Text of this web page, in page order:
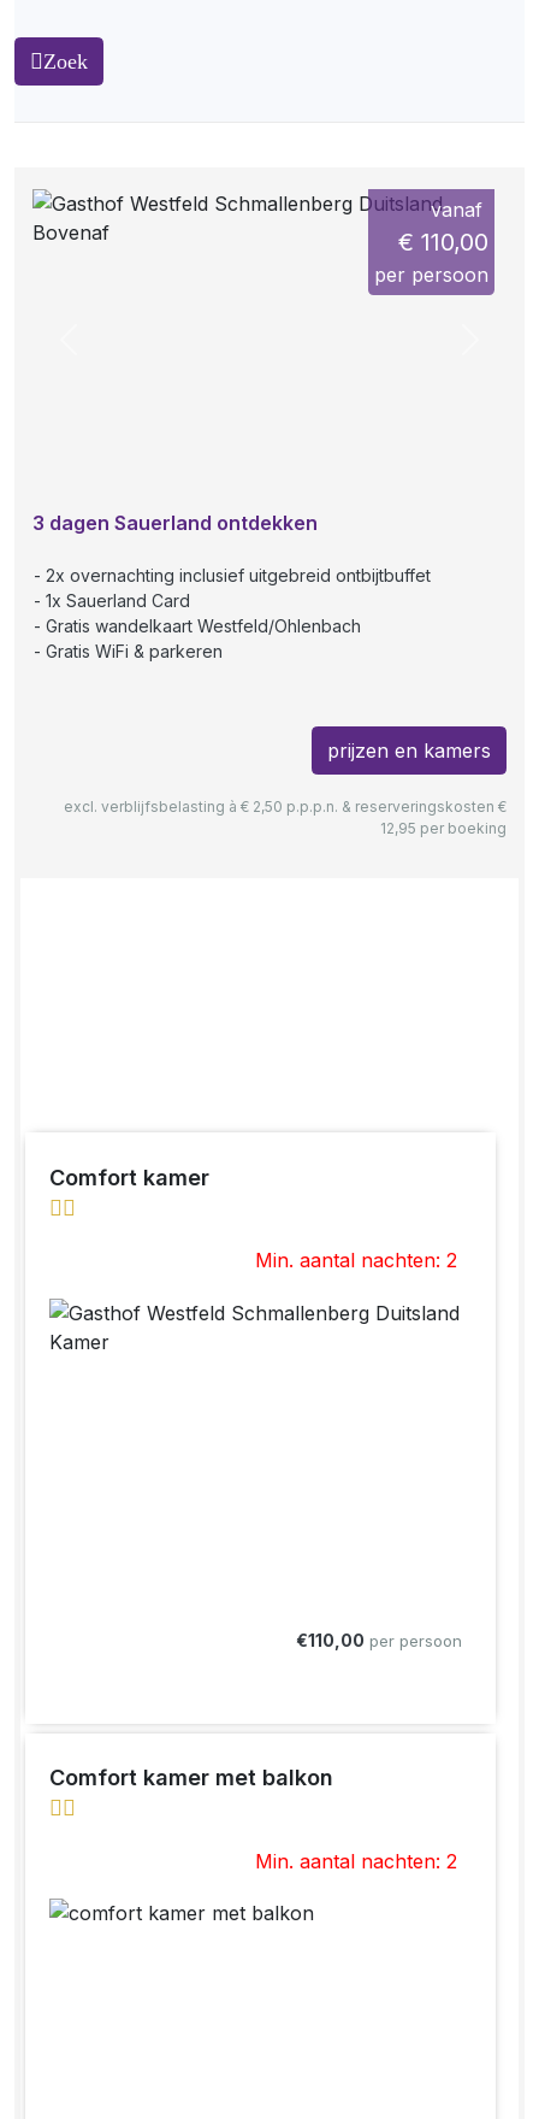
Zoek
vanaf
€ 110,00
per persoon
3 dagen Sauerland ontdekken
2x overnachting inclusief uitgebreid ontbijtbuffet
1x Sauerland Card
Gratis wandelkaart Westfeld/Ohlenbach
Gratis WiFi & parkeren
prijzen en kamers
excl. verblijfsbelasting à € 2,50 p.p.p.n. & reserveringskosten €
12,95 per boeking
Comfort kamer
Min. aantal nachten: 2
€110,00 per persoon
Comfort kamer met balkon
Min. aantal nachten: 2